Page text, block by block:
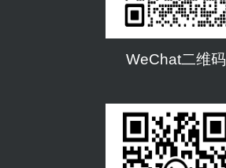
WeChat二维码